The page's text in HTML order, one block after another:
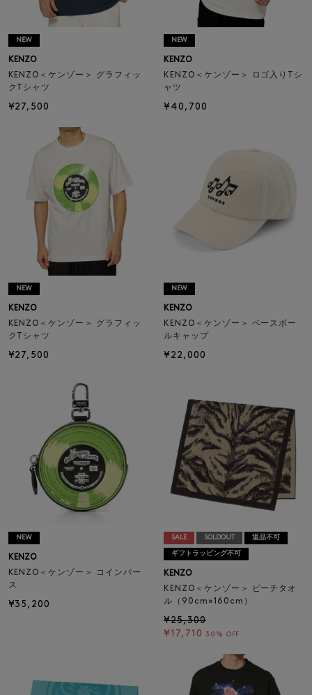
NEW
KENZO
KENZO＜ケンゾー＞ グラフィッ
クTシャツ
¥27,500
NEW
KENZO
KENZO＜ケンゾー＞ ロゴ入りTシ
ャツ
¥40,700
NEW
KENZO
KENZO＜ケンゾー＞ グラフィッ
クTシャツ
¥27,500
NEW
KENZO
KENZO＜ケンゾー＞ ベースボー
ルキャップ
¥22,000
NEW
KENZO
KENZO＜ケンゾー＞ コインパー
ス
¥35,200
SALE SOLDOUT 返品不可
ギフトラッピング不可
KENZO
KENZO＜ケンゾー＞ ビーチタオ
ル（90cm×160cm）
¥25,300
¥17,710 30% OFF